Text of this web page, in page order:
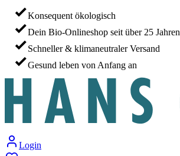
Konsequent ökologisch
Dein Bio-Onlineshop seit über 25 Jahren
Schneller & klimaneutraler Versand
Gesund leben von Anfang an
Login